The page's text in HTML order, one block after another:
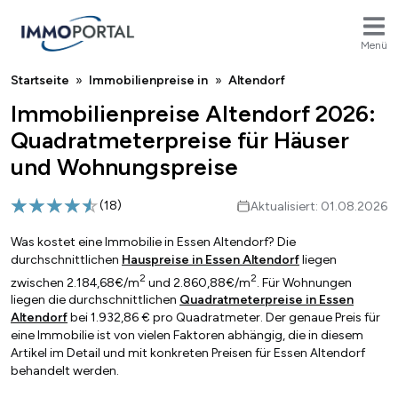
Menü
Breadcrumb
Startseite Immobilienpreise in Altendorf
Immobilienpreise Altendorf 2026:
Quadratmeterpreise für Häuser
und Wohnungspreise
(18) Aktualisiert: 01.08.2026
Was kostet eine Immobilie in Essen Altendorf? Die
durchschnittlichen Hauspreise in Essen Altendorfliegen
zwischen 2.184,68€/m2 und 2.860,88€/m2. Für Wohnungen
liegen die durchschnittlichen Quadratmeterpreise in Essen
Altendorfbei 1.932,86 € pro Quadratmeter. Der genaue Preis für
eine Immobilie ist von vielen Faktoren abhängig, die in diesem
Artikel im Detail und mit konkreten Preisen für Essen Altendorf
behandelt werden.